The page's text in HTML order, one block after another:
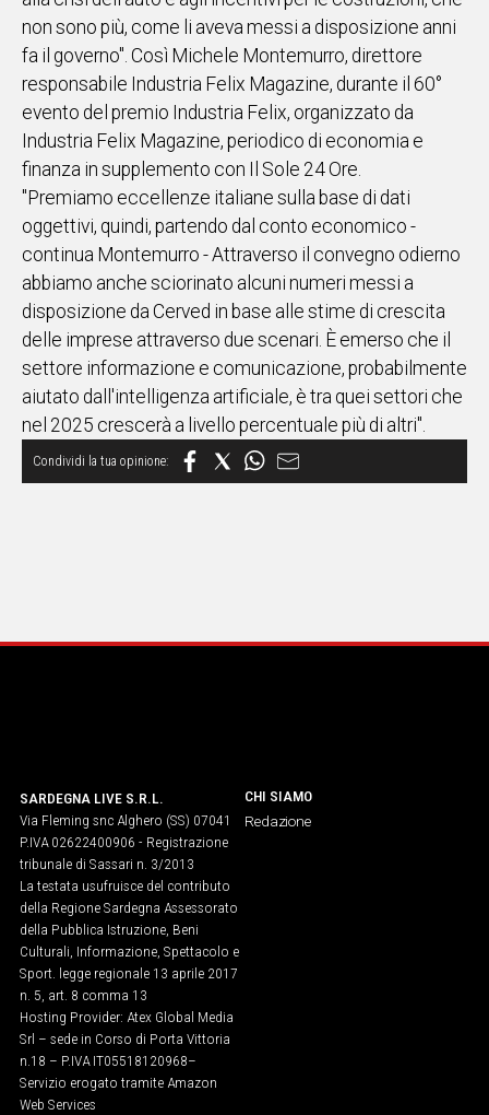
UNISCITI
WHATSAPP
Social
non sono più, come li aveva messi a disposizione anni
fa il governo". Così Michele Montemurro, direttore
responsabile Industria Felix Magazine, durante il 60°
evento del premio Industria Felix, organizzato da
Industria Felix Magazine, periodico di economia e
finanza in supplemento con Il Sole 24 Ore.
"Premiamo eccellenze italiane sulla base di dati
oggettivi, quindi, partendo dal conto economico -
continua Montemurro - Attraverso il convegno odierno
abbiamo anche sciorinato alcuni numeri messi a
disposizione da Cerved in base alle stime di crescita
delle imprese attraverso due scenari. È emerso che il
settore informazione e comunicazione, probabilmente
aiutato dall'intelligenza artificiale, è tra quei settori che
nel 2025 crescerà a livello percentuale più di altri".
SARDEGNA LIVE S.R.L.
Via Fleming snc Alghero (SS) 07041
P.IVA 02622400906 - Registrazione
tribunale di Sassari n. 3/2013
La testata usufruisce del contributo
della Regione Sardegna Assessorato
della Pubblica Istruzione, Beni
Culturali, Informazione, Spettacolo e
Sport. legge regionale 13 aprile 2017
n. 5, art. 8 comma 13
Hosting Provider: Atex Global Media
Srl – sede in Corso di Porta Vittoria
n.18 – P.IVA IT05518120968​–
Servizio erogato tramite Amazon
Web Services
CHI SIAMO
Redazione